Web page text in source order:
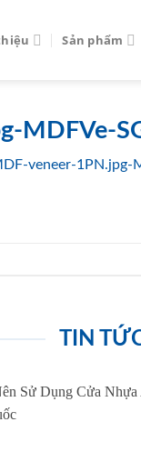
Sản phẩm
MDFVe-
veneer-1PN.jpg-
TIN